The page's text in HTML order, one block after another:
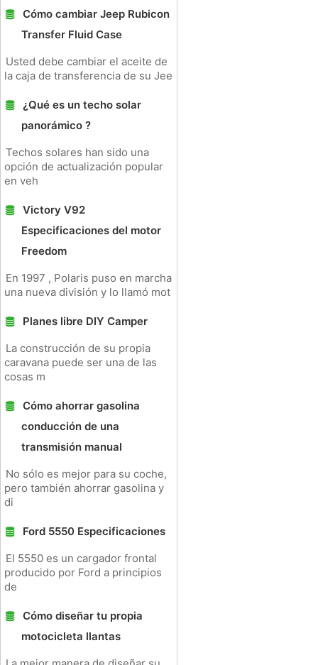
Cómo cambiar Jeep Rubicon
Transfer Fluid Case
Usted debe cambiar el aceite de
la caja de transferencia de su Jee
¿Qué es un techo solar
panorámico ?
Techos solares han sido una
opción de actualización popular
en veh
Victory V92
Especificaciones del motor
Freedom
En 1997 , Polaris puso en marcha
una nueva división y lo llamó mot
Planes libre DIY Camper
La construcción de su propia
caravana puede ser una de las
cosas m
Cómo ahorrar gasolina
conducción de una
transmisión manual
No sólo es mejor para su coche,
pero también ahorrar gasolina y
di
Ford 5550 Especificaciones
El 5550 es un cargador frontal
producido por Ford a principios
de
Cómo diseñar tu propia
motocicleta llantas